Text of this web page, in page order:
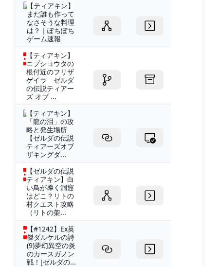
【ティアキン】
まだ誰も作って
なさそうな料理
は？｜ぽちぽち
ゲーム速報
【ティアキン】
ニプシヨウタの
根付近のフリザ
ゲイラ ゼルダ
の伝説ティアー
ズ オブ ...
【ティアキン】
「龍の泪」の攻
略と発生場所
【ゼルダの伝説
ティアーズオブ
ザキングダ...
【ゼルダの伝説
ティアキン】白
い鳥が導く洞窟
はどこ？リトの
村クエスト攻略
（リトの架...
【#1242】Ex英
傑ダルケルの詩
(9)夢幻異空の炎
のカースガノン
戦！[ゼルダの...